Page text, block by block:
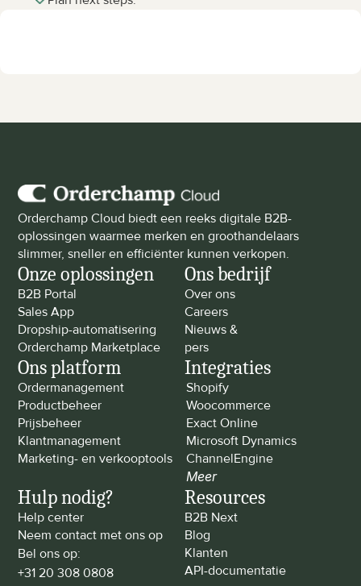
Orderchamp Cloud biedt een reeks digitale B2B-
oplossingen waarmee merken en groothandelaars
slimmer, sneller en efficiënter kunnen verkopen.
Onze oplossingen
B2B Portal
Sales App
Dropship-automatisering
Orderchamp Marketplace
Ons bedrijf
Over ons
Careers
Nieuws &
pers
Ons platform
Ordermanagement
Productbeheer
Prijsbeheer
Klantmanagement
Marketing- en verkooptools
Integraties
Shopify
Woocommerce
Exact Online
Microsoft Dynamics
ChannelEngine
Meer
Hulp nodig?
Help center
Neem contact met ons op
Bel ons op:
+31 20 308 0808
Resources
B2B Next
Blog
Klanten
API-documentatie